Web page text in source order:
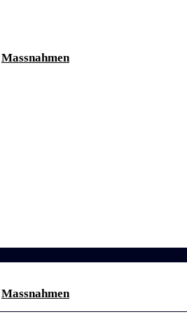
Massnahmen
Massnahmen